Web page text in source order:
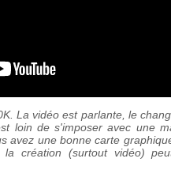
La vidéo est parlante, le
loin de s'imposer avec une
avez une bonne carte
création (surtout vidéo)